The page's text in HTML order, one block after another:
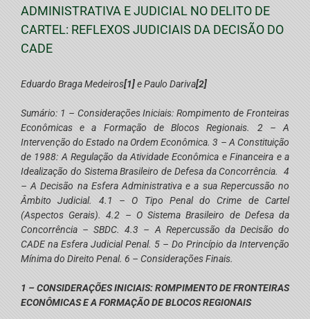
ADMINISTRATIVA E JUDICIAL NO DELITO DE
CARTEL: REFLEXOS JUDICIAIS DA DECISÃO DO
CADE
Eduardo Braga Medeiros[1]e Paulo Dariva[2]
Sumário: 1 – Considerações Iniciais: Rompimento de Fronteiras
Econômicas e a Formação de Blocos Regionais. 2 – A
Intervenção do Estado na Ordem Econômica. 3 – A Constituição
de 1988: A Regulação da Atividade Econômica e Financeira e a
Idealização do Sistema Brasileiro de Defesa da Concorrência. 4
– A Decisão na Esfera Administrativa e a sua Repercussão no
Âmbito Judicial. 4.1 – O Tipo Penal do Crime de Cartel
(Aspectos Gerais). 4.2 – O Sistema Brasileiro de Defesa da
Concorrência – SBDC. 4.3 – A Repercussão da Decisão do
CADE na Esfera Judicial Penal. 5 – Do Princípio da Intervenção
Mínima do Direito Penal. 6 – Considerações Finais.
1 – CONSIDERAÇÕES INICIAIS: ROMPIMENTO DE FRONTEIRAS
ECONÔMICAS E A FORMAÇÃO DE BLOCOS REGIONAIS